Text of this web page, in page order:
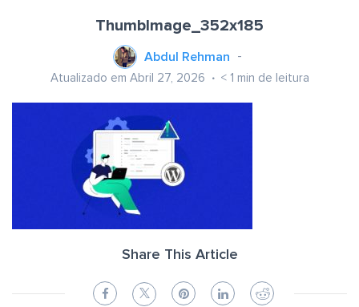
ThumbImage_352x185
Abdul Rehman
Atualizado em Abril 27, 2026 < 1 min de leitura
Share This Article